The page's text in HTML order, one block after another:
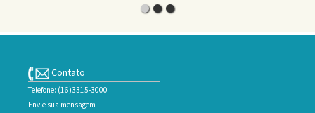
Contato
Telefone: (16)3315-3000
Envie sua mensagem